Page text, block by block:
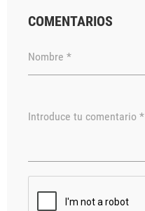
COMENTARIOS
Nombre *
Introduce tu comentario *